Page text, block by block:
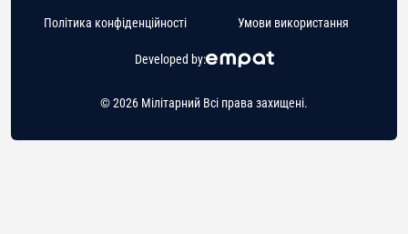
© 2026 Мілітарний Всі права захищені.
Developed by:
Політика конфіденційності Умови використання